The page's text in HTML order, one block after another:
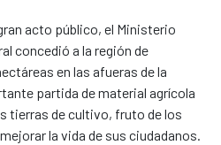
acto público, el Ministerio
concedió a la región de
en las afueras de la
partida de material agrícola
tierras de cultivo, fruto de los
la vida de sus ciudadanos.